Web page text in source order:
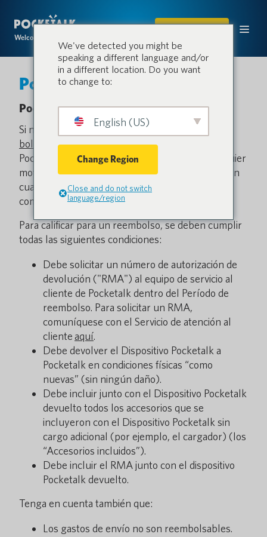
Welcome to the conversation.
COMPRAR
Política de Devolución
Pocketalk Return Policy
Si no está satisfecho con su compra en
bolsilloalk.comdel dispositivo de traducción
Pocketalk (el “Dispositivo Pocketalk”) por cualquier
motivo, puede solicitar un reembolso completo en
cualquier momentoEn 30 días
compra (el “Período de Devolución”).
Para calificar para un reembolso, se deben cumplir
todas las siguientes condiciones:
Debe solicitar un número de autorización de
devolución ("RMA") al equipo de servicio al
cliente de Pocketalk dentro del Período de
reembolso. Para solicitar un RMA,
comuníquese con el Servicio de atención al
clienteaquí.
Debe devolver el Dispositivo Pocketalk a
Pocketalk en condiciones físicas “como
nuevas” (sin ningún daño).
Debe incluir junto con el Dispositivo Pocketalk
devuelto todos los accesorios que se
incluyeron con el Dispositivo Pocketalk sin
cargo adicional (por ejemplo, el cargador) (los
“Accesorios incluidos”).
Debe incluir el RMA junto con el dispositivo
Pocketalk devuelto.
Tenga en cuenta también que:
Los gastos de envío no son reembolsables.
We've detected you might be
speaking a different language and/or
in a different location. Do you want
to change to:
English (US)
Change Region
Close and do not switch
language/region